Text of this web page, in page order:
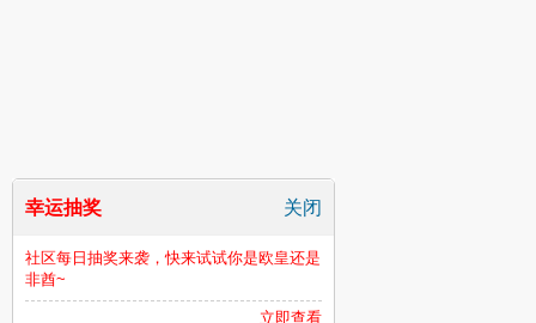
关闭
幸运抽奖
社区每日抽奖来袭，快来试试你是欧皇还是
非酋~
立即查看